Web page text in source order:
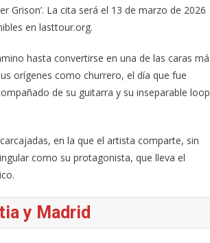
Grison’. La cita será el 13 de marzo de 2026
en lasttour.org.
hasta convertirse en una de las caras
orígenes como churrero, el día que fue
de su guitarra y su inseparable loop
en la que el artista comparte, sin
como su protagonista, que lleva el
y Madrid